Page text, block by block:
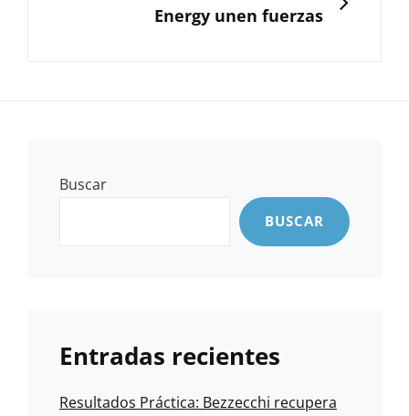
Energy unen fuerzas
Buscar
BUSCAR
Entradas recientes
Resultados Práctica: Bezzecchi recupera